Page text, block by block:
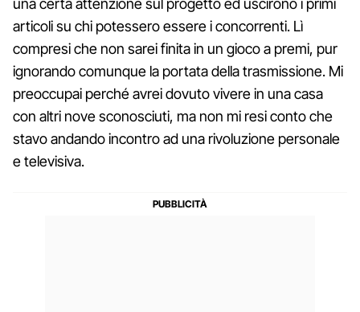
una certa attenzione sul progetto ed uscirono i primi
articoli su chi potessero essere i concorrenti. Lì
compresi che non sarei finita in un gioco a premi, pur
ignorando comunque la portata della trasmissione. Mi
preoccupai perché avrei dovuto vivere in una casa
con altri nove sconosciuti, ma non mi resi conto che
stavo andando incontro ad una rivoluzione personale
e televisiva.